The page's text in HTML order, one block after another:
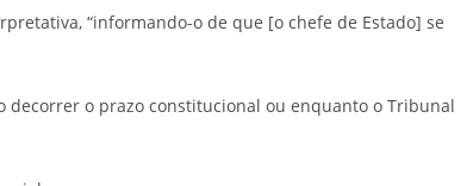
“informando-o de que [o chefe de Estado] se
decorrer o prazo constitucional ou enquanto o Tribunal